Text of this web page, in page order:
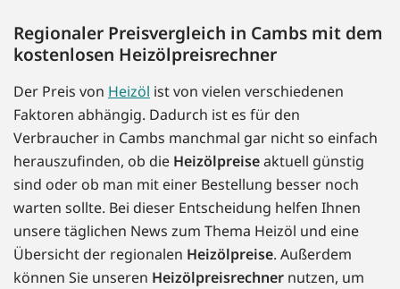
Regionaler Preisvergleich in Cambs mit dem
kostenlosen Heizölpreisrechner
Der Preis von Heizöl ist von vielen verschiedenen
Faktoren abhängig. Dadurch ist es für den
Verbraucher in Cambs manchmal gar nicht so einfach
herauszufinden, ob die Heizölpreiseaktuell günstig
sind oder ob man mit einer Bestellung besser noch
warten sollte. Bei dieser Entscheidung helfen Ihnen
unsere täglichen News zum Thema Heizöl und eine
Übersicht der regionalen Heizölpreise. Außerdem
können Sie unseren Heizölpreisrechner nutzen, um